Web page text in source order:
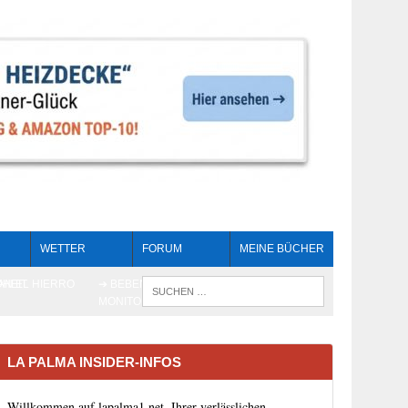
WETTER FORUM MEINE BÜCHER
LA PALMA INSIDER-INFOS